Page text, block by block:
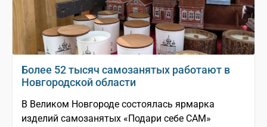
Более 52 тысяч самозанятых работают в
Новгородской области
В Великом Новгороде состоялась ярмарка
изделий самозанятых «Подари себе САМ»